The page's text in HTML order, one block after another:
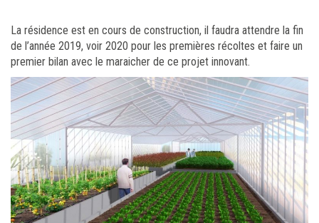
La résidence est en cours de construction, il faudra attendre la fin
de l’année 2019, voir 2020 pour les premières récoltes et faire un
premier bilan avec le maraicher de ce projet innovant.